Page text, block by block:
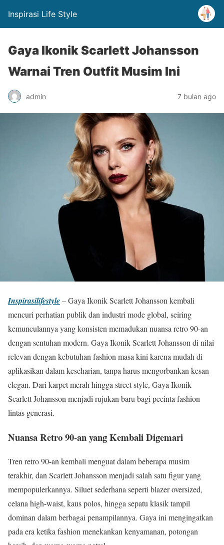
Inspirasi Life Style
Gaya Ikonik Scarlett Johansson
Warnai Tren Outfit Musim Ini
admin 7 bulan ago
Inspirasilifestyle– Gaya Ikonik Scarlett Johansson kembali
mencuri perhatian publik dan industri mode global, seiring
kemunculannya yang konsisten memadukan nuansa retro 90-an
dengan sentuhan modern. Gaya Ikonik Scarlett Johansson di nilai
relevan dengan kebutuhan fashion masa kini karena mudah di
aplikasikan dalam keseharian, tanpa harus mengorbankan kesan
elegan. Dari karpet merah hingga street style, Gaya Ikonik
Scarlett Johansson menjadi rujukan baru bagi pecinta fashion
lintas generasi.
Nuansa Retro 90-an yang Kembali Digemari
Tren retro 90-an kembali menguat dalam beberapa musim
terakhir, dan Scarlett Johansson menjadi salah satu figur yang
mempopulerkannya. Siluet sederhana seperti blazer oversized,
celana high-waist, kaus polos, hingga sepatu klasik tampil
dominan dalam berbagai penampilannya. Gaya ini mengingatkan
pada era ketika fashion menekankan kenyamanan, potongan